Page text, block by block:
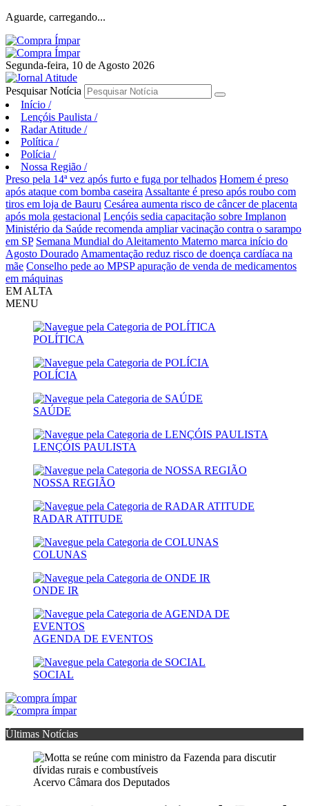
Aguarde, carregando...
Segunda-feira, 10 de Agosto 2026
Pesquisar Notícia
Início /
Lençóis Paulista /
Radar Atitude /
Política /
Polícia /
Nossa Região /
Preso pela 14ª vez após furto e fuga por telhados Homem é preso
após ataque com bomba caseira Assaltante é preso após roubo com
tiros em loja de Bauru Cesárea aumenta risco de câncer de placenta
após mola gestacional Lençóis sedia capacitação sobre Implanon
Ministério da Saúde recomenda ampliar vacinação contra o sarampo
em SP Semana Mundial do Aleitamento Materno marca início do
Agosto Dourado Amamentação reduz risco de doença cardíaca na
mãe Conselho pede ao MPSP apuração de venda de medicamentos
em máquinas
EM ALTA
MENU
POLÍTICA
POLÍCIA
SAÚDE
LENÇÓIS PAULISTA
NOSSA REGIÃO
RADAR ATITUDE
COLUNAS
ONDE IR
AGENDA DE EVENTOS
SOCIAL
Últimas Notícias
Acervo Câmara dos Deputados